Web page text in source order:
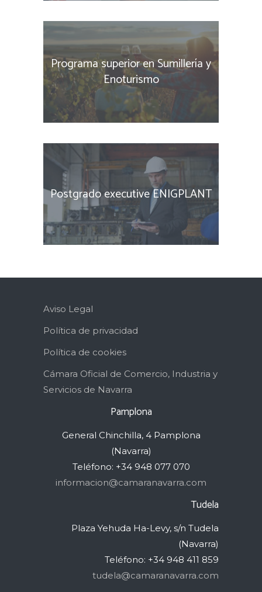
Programa superior en Sumillería y
Enoturismo
Postgrado executive ENIGPLANT
Aviso Legal
Política de privacidad
Política de cookies
Cámara Oficial de Comercio, Industria y
Servicios de Navarra
Pamplona
General Chinchilla, 4 Pamplona
(Navarra)
Teléfono: +34 948 077 070
informacion@camaranavarra.com
Tudela
Plaza Yehuda Ha-Levy, s/n Tudela
(Navarra)
Teléfono: +34 948 411 859
tudela@camaranavarra.com